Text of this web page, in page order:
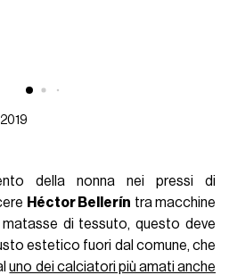
della nonna nei pressi di
Héctor Bellerín tra macchine
di tessuto, questo deve
estetico fuori dal comune, che
uno dei calciatori più amati anche